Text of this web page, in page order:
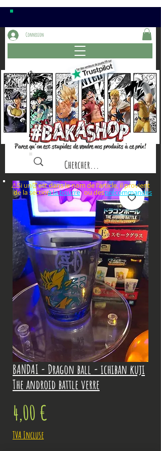
Parce qu'on est stupides de vendre nos produits à ce prix!
Connexion
BANDAI - Dragon ball - ichiban kuji
The android battle verre
4,00 €
TVA Incluse
⚠️Si un⏰est dans le nom de l'article, il provient
de la section ou des
à la bourre précommandes